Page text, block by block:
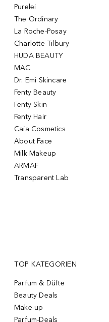
Purelei
The Ordinary
La Roche-Posay
Charlotte Tilbury
HUDA BEAUTY
MAC
Dr. Emi Skincare
Fenty Beauty
Fenty Skin
Fenty Hair
Caia Cosmetics
About Face
Milk Makeup
ARMAF
Transparent Lab
TOP KATEGORIEN
Parfum & Düfte
Beauty Deals
Make-up
Parfum-Deals